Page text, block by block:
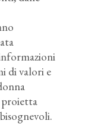
di valori e
proietta